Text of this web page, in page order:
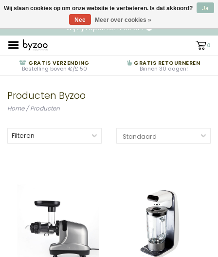
NL
€ EUR
Wij zijn open tot 17:00 CET
0
GRATIS VERZENDING
Bestelling boven €/£ 50
GRATIS RETOURNEREN
Binnen 30 dagen!
Producten Byzoo
Home/Producten
Filteren
Wij slaan cookies op om onze website te verbeteren. Is dat akkoord?
Ja
Nee
Meer over cookies »